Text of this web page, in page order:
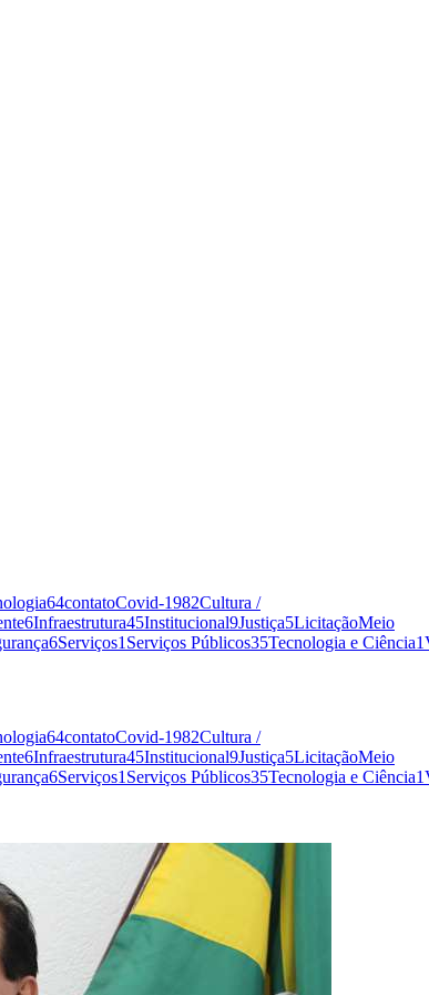
64contatoCovid-1982Cultura /
6Infraestrutura45Institucional9Justiça5LicitaçãoMeio
6Serviços1 Serviços Públicos35Tecnologia e Ciência1
64contatoCovid-1982Cultura /
6Infraestrutura45Institucional9Justiça5LicitaçãoMeio
6Serviços1 Serviços Públicos35Tecnologia e Ciência1